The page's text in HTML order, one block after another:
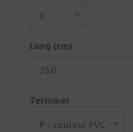
Long (cm)
Terminer